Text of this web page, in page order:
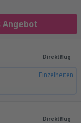
Angebot
Direktflug
Einzelheiten
Direktflug